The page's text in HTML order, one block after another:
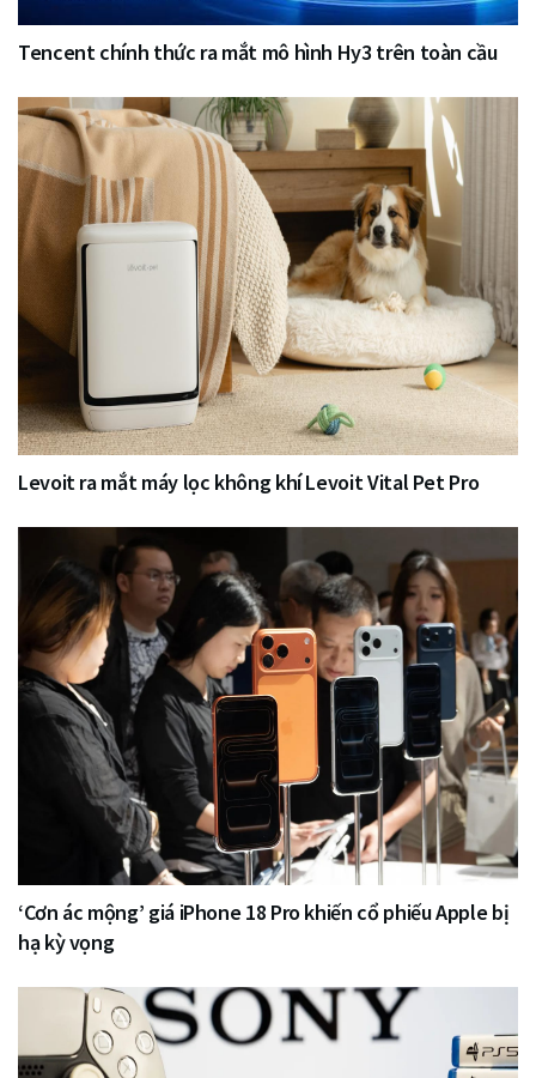
Tencent chính thức ra mắt mô hình Hy3 trên toàn cầu
Levoit ra mắt máy lọc không khí Levoit Vital Pet Pro
‘Cơn ác mộng’ giá iPhone 18 Pro khiến cổ phiếu Apple bị
hạ kỳ vọng